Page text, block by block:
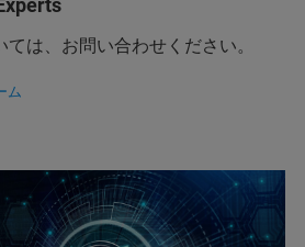
は、お問い合わせください。
ム